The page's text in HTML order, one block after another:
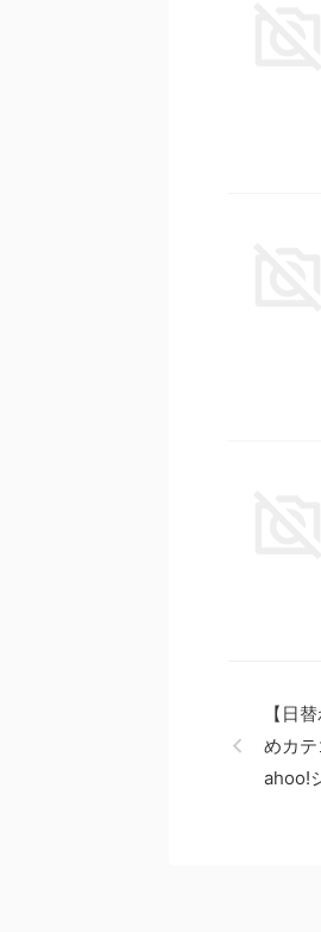
【日
めカ
ahoo!